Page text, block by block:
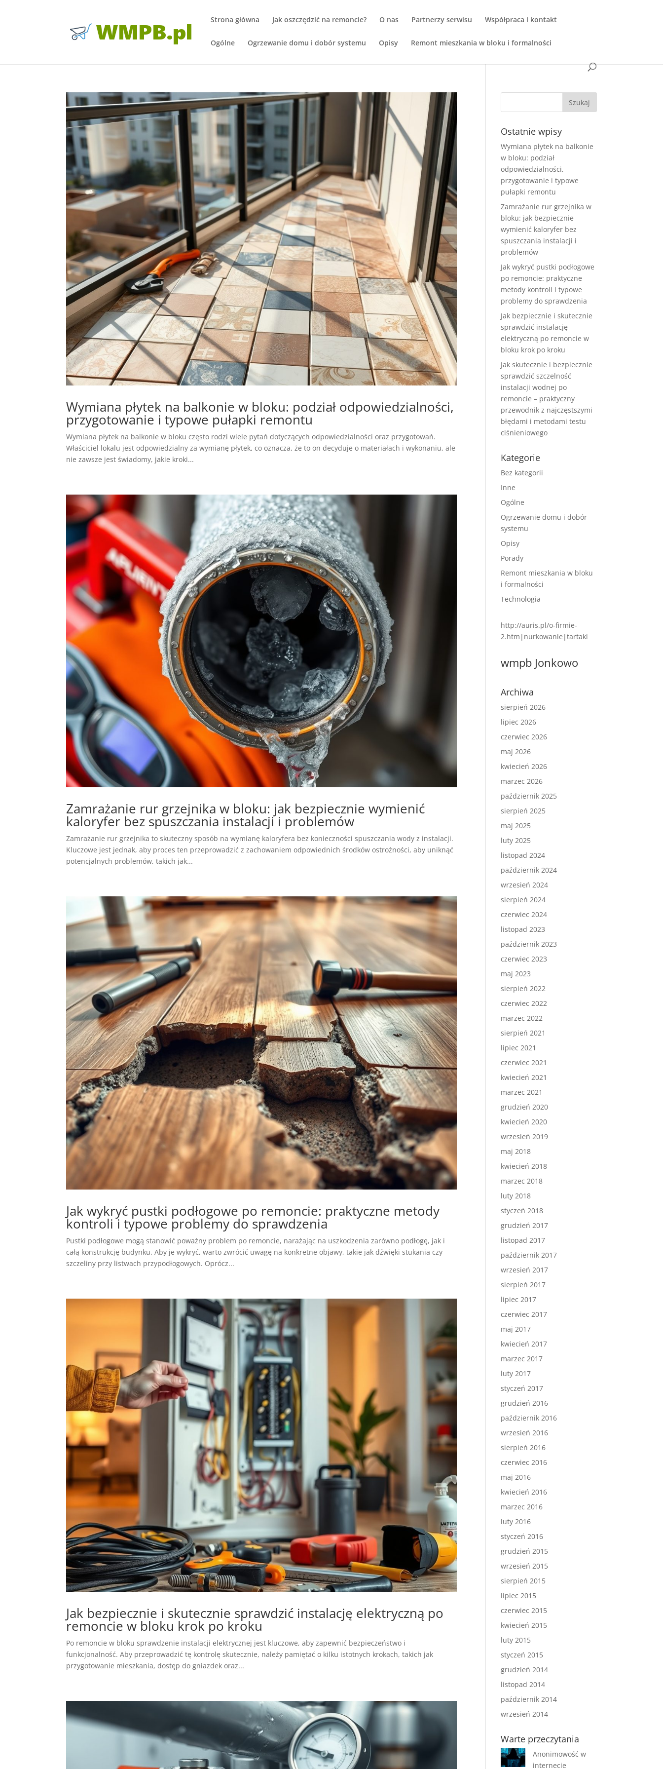
Strona główna Jak oszczędzić na remoncie? O nas Partnerzy serwisu Współpraca i kontakt
Ogólne Ogrzewanie domu i dobór systemu Opisy Remont mieszkania w bloku i formalności
Wymiana płytek na balkonie w bloku: podział odpowiedzialności,
przygotowanie i typowe pułapki remontu
Wymiana płytek na balkonie w bloku często rodzi wiele pytań dotyczących odpowiedzialności oraz przygotowań.
Właściciel lokalu jest odpowiedzialny za wymianę płytek, co oznacza, że to on decyduje o materiałach i wykonaniu, ale
nie zawsze jest świadomy, jakie kroki...
Zamrażanie rur grzejnika w bloku: jak bezpiecznie wymienić
kaloryfer bez spuszczania instalacji i problemów
Zamrażanie rur grzejnika to skuteczny sposób na wymianę kaloryfera bez konieczności spuszczania wody z instalacji.
Kluczowe jest jednak, aby proces ten przeprowadzić z zachowaniem odpowiednich środków ostrożności, aby uniknąć
potencjalnych problemów, takich jak...
Jak wykryć pustki podłogowe po remoncie: praktyczne metody
kontroli i typowe problemy do sprawdzenia
Pustki podłogowe mogą stanowić poważny problem po remoncie, narażając na uszkodzenia zarówno podłogę, jak i
całą konstrukcję budynku. Aby je wykryć, warto zwrócić uwagę na konkretne objawy, takie jak dźwięki stukania czy
szczeliny przy listwach przypodłogowych. Oprócz...
Jak bezpiecznie i skutecznie sprawdzić instalację elektryczną po
remoncie w bloku krok po kroku
Po remoncie w bloku sprawdzenie instalacji elektrycznej jest kluczowe, aby zapewnić bezpieczeństwo i
funkcjonalność. Aby przeprowadzić tę kontrolę skutecznie, należy pamiętać o kilku istotnych krokach, takich jak
przygotowanie mieszkania, dostęp do gniazdek oraz...
Ostatnie wpisy
Wymiana płytek na balkonie
w bloku: podział
odpowiedzialności,
przygotowanie i typowe
pułapki remontu
Zamrażanie rur grzejnika w
bloku: jak bezpiecznie
wymienić kaloryfer bez
spuszczania instalacji i
problemów
Jak wykryć pustki podłogowe
po remoncie: praktyczne
metody kontroli i typowe
problemy do sprawdzenia
Jak bezpiecznie i skutecznie
sprawdzić instalację
elektryczną po remoncie w
bloku krok po kroku
Jak skutecznie i bezpiecznie
sprawdzić szczelność
instalacji wodnej po
remoncie – praktyczny
przewodnik z najczęstszymi
błędami i metodami testu
ciśnieniowego
Kategorie
Bez kategorii
Inne
Ogólne
Ogrzewanie domu i dobór
systemu
Opisy
Porady
Remont mieszkania w bloku
i formalności
Technologia
http://auris.pl/o-firmie-
2.htm | nurkowanie |tartaki
wmpb Jonkowo
Archiwa
sierpień 2026
lipiec 2026
czerwiec 2026
maj 2026
kwiecień 2026
marzec 2026
październik 2025
sierpień 2025
maj 2025
luty 2025
listopad 2024
październik 2024
wrzesień 2024
sierpień 2024
czerwiec 2024
listopad 2023
październik 2023
czerwiec 2023
maj 2023
sierpień 2022
czerwiec 2022
marzec 2022
sierpień 2021
lipiec 2021
czerwiec 2021
kwiecień 2021
marzec 2021
grudzień 2020
kwiecień 2020
wrzesień 2019
maj 2018
kwiecień 2018
marzec 2018
luty 2018
styczeń 2018
grudzień 2017
listopad 2017
październik 2017
wrzesień 2017
sierpień 2017
lipiec 2017
czerwiec 2017
maj 2017
kwiecień 2017
marzec 2017
luty 2017
styczeń 2017
grudzień 2016
październik 2016
wrzesień 2016
sierpień 2016
czerwiec 2016
maj 2016
kwiecień 2016
marzec 2016
luty 2016
styczeń 2016
grudzień 2015
wrzesień 2015
sierpień 2015
lipiec 2015
czerwiec 2015
kwiecień 2015
luty 2015
styczeń 2015
grudzień 2014
listopad 2014
październik 2014
wrzesień 2014
Warte przeczytania
Anonimowość w
internecie